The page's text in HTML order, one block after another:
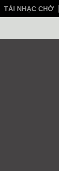
TẢI NHẠC CHỜ